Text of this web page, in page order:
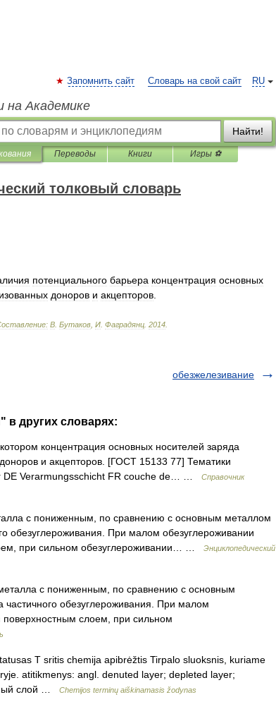
RU
Запомнить сайт Словарь на свой сайт
на Академике
Найти!
Переводы Книги Игры ⚽
толковый словарь
потенциального барьера концентрация основных
доноров и акцепторов
В Бутаков И Фаградянц 2014
обезжелезивание
в других словарях:
концентрация основных носителей заряда
и акцепторов. [ГОСТ 15133 77] Тематики
DE Verarmungsschicht FR couche de… …
Справочник
с пониженным, по сравнению с основным металлом
обезуглероживания. При малом обезуглероживании
при сильном обезуглероживании… …
Энциклопедический
с пониженным, по сравнению с основным
обезуглероживания. При малом
поверхностным слоем, при сильном
T sritis chemija apibrėžtis Tirpalo sluoksnis, kuriame
atitikmenys: angl. denuted layer; depleted layer;
слой …
Chemijos terminų aiškinamasis žodynas